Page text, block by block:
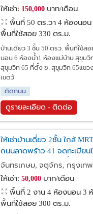
ให้เช่า: 150,000บาท/เดือน
พื้นที่ 50 ตร.วา 4 ห้องนอน
พื้นที่ใช้สอย 330 ตร.ม.
บ้านเดี่ยว 3 ชั้น 50 ตรว. พื้นที่ใช้ส
นอน 6 ห้องน้ำ1 ห้องแม่บ้าน สุขุมวิ
สุขุมวิท 65 ที่ตั้ง ซ. สุขุมวิท 65แขว
เขตวั
ติดถนน
ดูรายละเอียด - ติดต่อ
ให้เช่าบ้านเดี่ยว 2ชั้น ใกล้
ถนนลาดพร้าว 41 จดทะเบียน
วา 4 ห้องนอน 3 ห้องน้ำ
จันทรเกษม, จตุจักร, กรุงเทพ
ให้เช่า: 50,000บาท/เดือน
พื้นที่ 2 งาน 4 ห้องนอน 3
พื้นที่ใช้สอย 300 ตร.ม.